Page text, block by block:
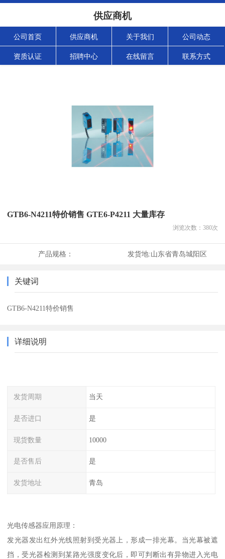
供应商机
公司首页 供应商机 关于我们 公司动态
资质认证 招聘中心 在线留言 联系方式
GTB6-N4211特价销售 GTE6-P4211 大量库存
浏览次数： 380次
产品规格： 发货地:山东省青岛城阳区
关键词
GTB6-N4211特价销售
详细说明
发货周期 当天
是否进口 是
现货数量 10000
是否售后 是
发货地址 青岛
光电传感器应用原理：
发光器发出红外光线照射到受光器上，形成一排光幕。当光幕被遮
挡，受光器检测到某路光强度变化后，即可判断出有异物进入光电